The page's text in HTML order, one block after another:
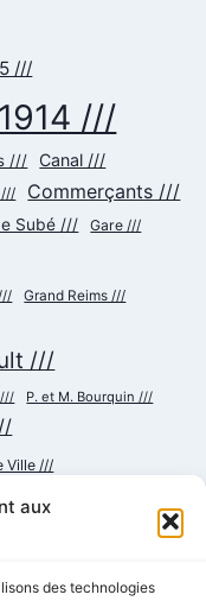
aux
des technologies
///
///
/// Canal ///
Commerçants ///
Subé /// Gare ///
Grand Reims ///
///
/// P. et M. Bourquin ///
Ville ///
///